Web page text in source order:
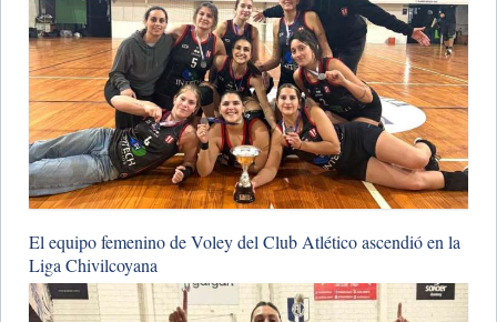
El equipo femenino de Voley del Club Atlético ascendió en la
Liga Chivilcoyana